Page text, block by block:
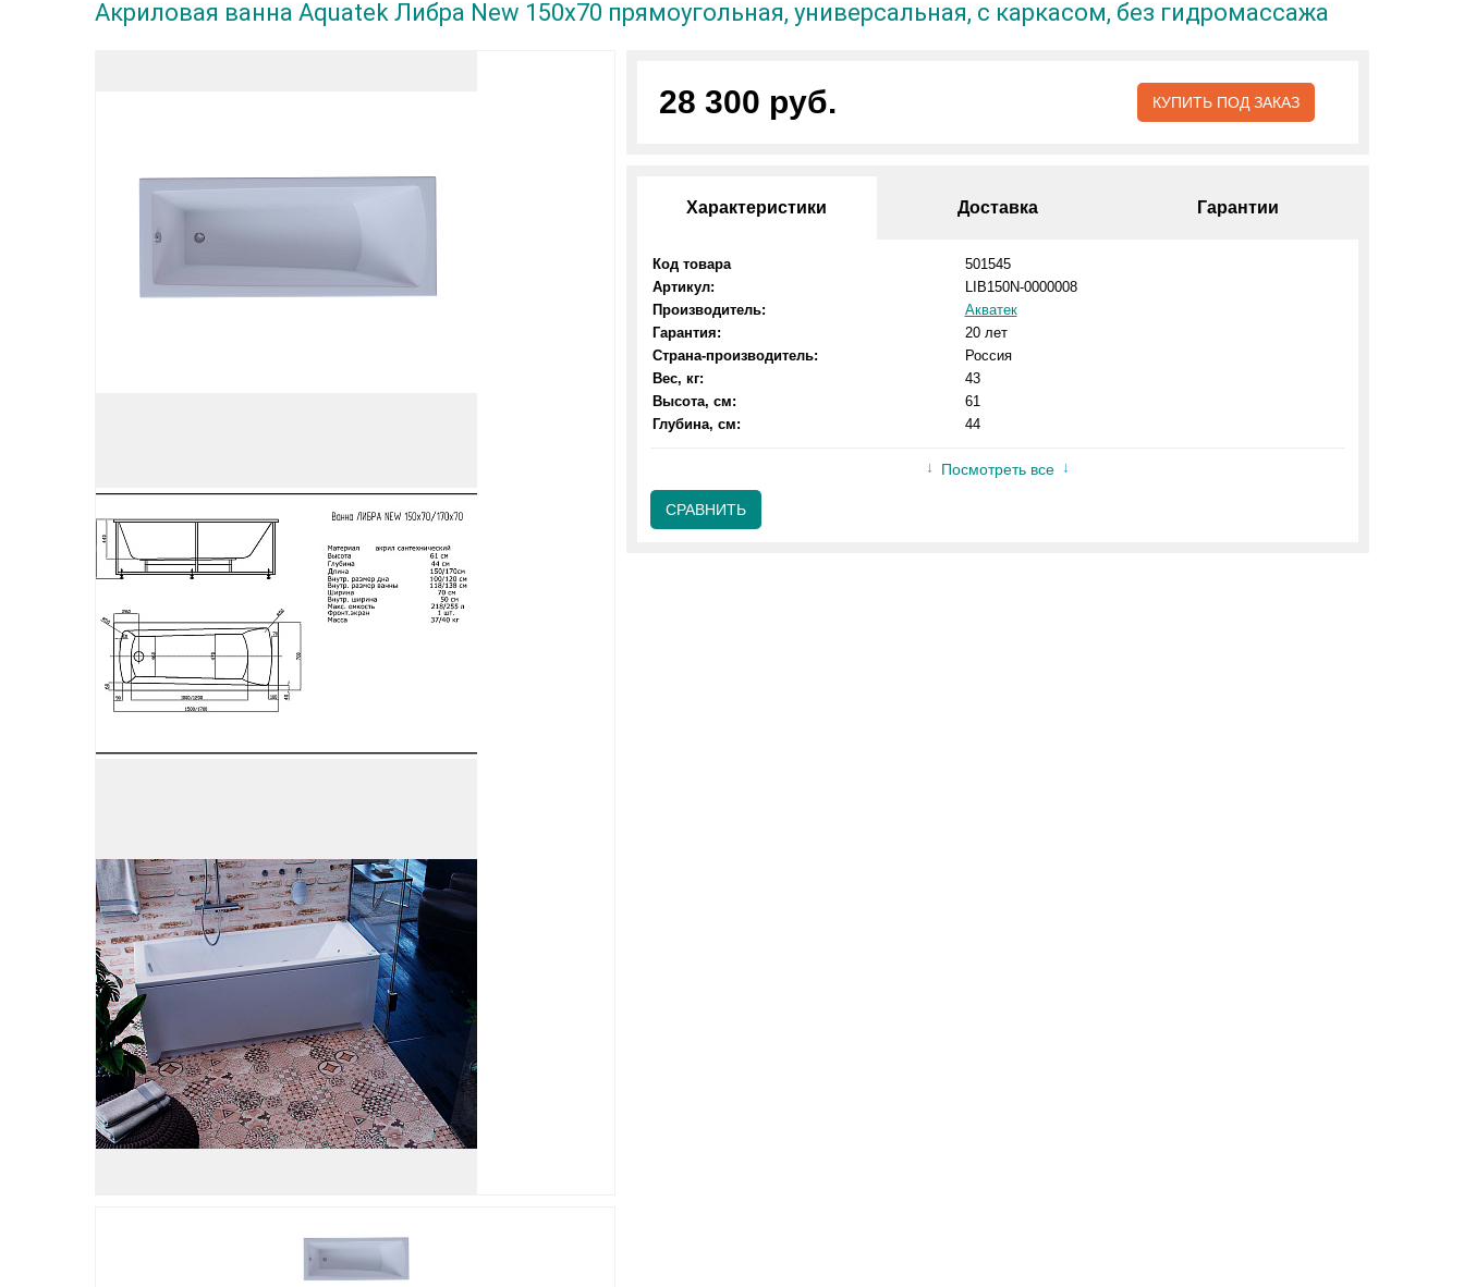
Акриловая ванна Aquatek Либра New 150x70 прямоугольная, универсальная, с каркасом, без гидромассажа
28 300 руб. КУПИТЬ ПОД ЗАКАЗ
Характеристики Доставка Гарантии
Код товара
501545
Артикул:
LIB150N-0000008
Производитель:
Акватек
Гарантия:
20 лет
Страна-производитель:
Россия
Вес, кг:
43
Высота, см:
61
Глубина, см:
44
Посмотреть все
СРАВНИТЬ